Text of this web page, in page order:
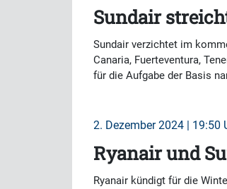
Sundair
Sundair verzichtet im
Canaria, Fuerteventura,
für die Aufgabe der Basis
2. Dezember 2024 | 19:50
Ryanair und
Ryanair kündigt für die